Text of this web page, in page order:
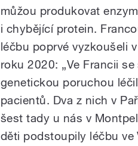
můžou produkovat
i chybějící protein.
léčbu poprvé vyzkoušeli
roku 2020: „Ve Francii
genetickou poruchou
pacientů. Dva z nich v
šest tady u nás v
děti podstoupily léčbu ve